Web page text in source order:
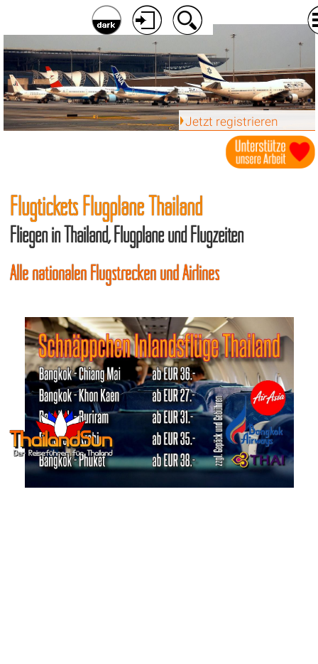
Jetzt registrieren
Flugtickets Flugpläne Thailand
Fliegen in Thailand, Flugpläne und Flugzeiten
Alle nationalen Flugstrecken und Airlines